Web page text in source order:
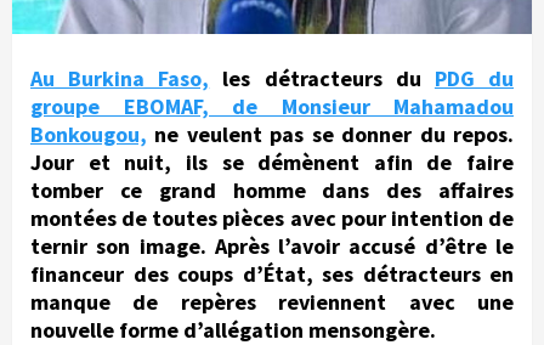
Au Burkina Faso, les détracteurs du PDG du
groupe EBOMAF, de Monsieur Mahamadou
Bonkougou, ne veulent pas se donner du repos.
Jour et nuit, ils se démènent afin de faire
tomber ce grand homme dans des affaires
montées de toutes pièces avec pour intention de
ternir son image. Après l’avoir accusé d’être le
financeur des coups d’État, ses détracteurs en
manque de repères reviennent avec une
nouvelle forme d’allégation mensongère.